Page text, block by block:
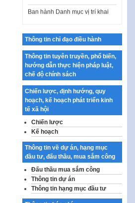
Ban hành Danh mục vị trí khai
thác quảng cáo trên địa bàn
Kế hoạch Tổ chức Cuộc thi
chính luận về bảo vệ nền tảng tư
tưởng của Đảng…
Công bố công khai dự toán kinh
phí xây dựng pháp luật, hoàn
thiện thể chế, chính…
Quy định về nghiên cứu, ứng
dụng khoa học, công nghệ, đổi
mới sáng tạo và chuyển…
Quy định chi tiết và hướng dẫn
thi hành một số điều của Luật Lý
lịch tư…
Sửa đổi, bổ sung một số nội
dung tại Nghị quyết số 30/NQ-
CP ngày 24 tháng 02…
Thông tin chỉ đạo điều hành
Thông tin tuyên truyền, phổ biến,
hướng dẫn thực hiện pháp luật,
chế độ chính sách
Chiến lược, định hướng, quy
hoạch, kế hoạch phát triển kinh
tế xã hội
Chiến lược
Kế hoạch
Thông tin về dự án, hạng mục
đầu tư, đấu thầu, mua sắm công
Đấu thầu mua sắm công
Thông tin dự án
Thông tin hạng mục đầu tư